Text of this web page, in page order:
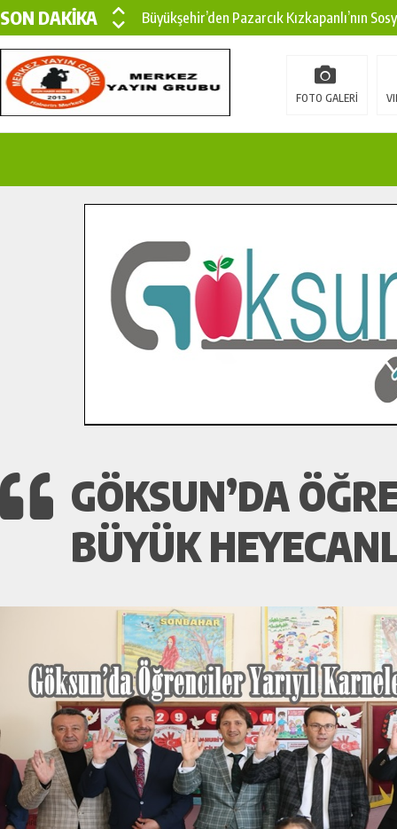
SON DAKİKA
Büyükşehir’den Pazarcık Kızkapanlı’nın
Büyükşehir’den Pazarcık Kırsalına Modern
Çin’den KSÜ’ye Uluslararası Başarı:
İlçe Jandarma Komutanı Karakaya’dan
Bertiz’in Yeni Köprüsünde Sona Doğru.
FOTO GALERİ
GÖKSUN’DA
BÜYÜK